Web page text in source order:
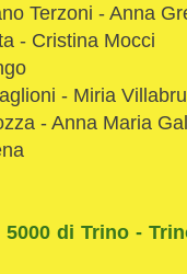
Terzoni - Anna
- Cristina Mocci
- Miria
- Anna Maria
5000 di Trino -